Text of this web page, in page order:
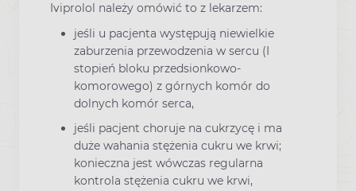
Iviprolol należy omówić to z lekarzem:
jeśli u pacjenta występują niewielkie
zaburzenia przewodzenia w sercu (I
stopień bloku przedsionkowo-
komorowego) z górnych komór do
dolnych komór serca,
jeśli pacjent choruje na cukrzycę i ma
duże wahania stężenia cukru we krwi;
konieczna jest wówczas regularna
kontrola stężenia cukru we krwi,